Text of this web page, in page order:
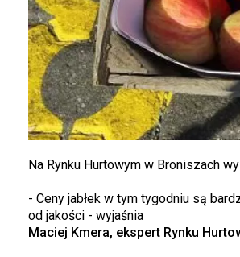
Na Rynku Hurtowym w Broniszach
- Ceny jabłek w tym tygodniu są
od jakości - wyjaśnia
Maciej Kmera, ekspert Rynku